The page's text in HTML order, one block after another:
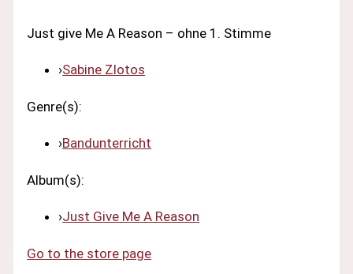
Just give Me A Reason – ohne 1. Stimme
›Sabine Zlotos
Genre(s):
›Bandunterricht
Album(s):
›Just Give Me A Reason
Go to the store page